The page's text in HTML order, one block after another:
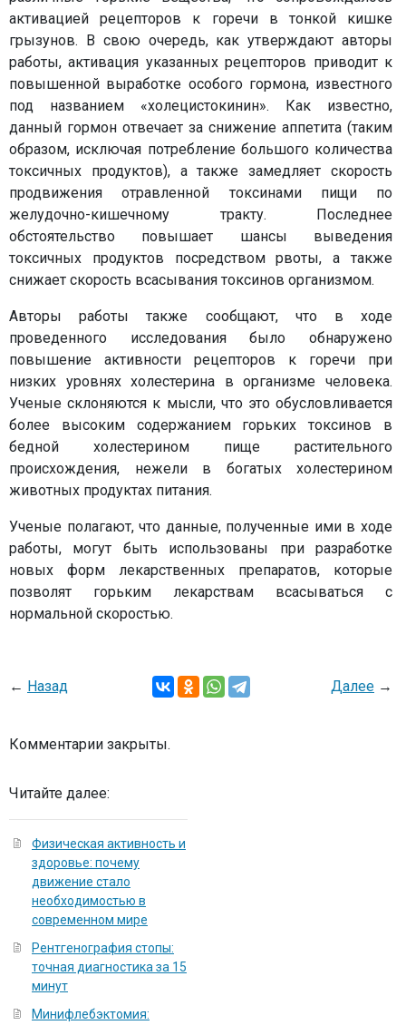
активацией рецепторов к горечи в тонкой кишке
грызунов. В свою очередь, как утверждают авторы
работы, активация указанных рецепторов приводит к
повышенной выработке особого гормона, известного
под названием «холецистокинин». Как известно,
данный гормон отвечает за снижение аппетита (таким
образом, исключая потребление большого количества
токсичных продуктов), а также замедляет скорость
продвижения отравленной токсинами пищи по
желудочно-кишечному тракту. Последнее
обстоятельство повышает шансы выведения
токсичных продуктов посредством рвоты, а также
снижает скорость всасывания токсинов организмом.
Авторы работы также сообщают, что в ходе
проведенного исследования было обнаружено
повышение активности рецепторов к горечи при
низких уровнях холестерина в организме человека.
Ученые склоняются к мысли, что это обусловливается
более высоким содержанием горьких токсинов в
бедной холестерином пище растительного
происхождения, нежели в богатых холестерином
животных продуктах питания.
Ученые полагают, что данные, полученные ими в ходе
работы, могут быть использованы при разработке
новых форм лекарственных препаратов, которые
позволят горьким лекарствам всасываться с
нормальной скоростью.
← Назад Далее →
Комментарии закрыты.
Читайте далее:
Физическая активность и
здоровье: почему
движение стало
необходимостью в
современном мире
Рентгенография стопы:
точная диагностика за 15
минут
Минифлебэктомия: